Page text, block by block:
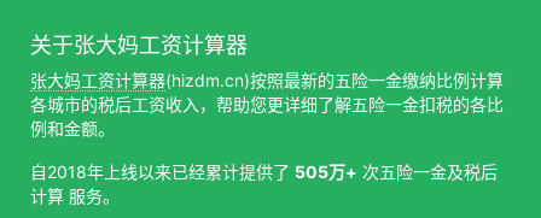
关于张大妈工资计算器
张大妈工资计算器(hizdm.cn)按照最新的五险一金缴纳比例计算
各城市的税后工资收入，帮助您更详细了解五险一金扣税的各比
例和金额。
自2018年上线以来已经累计提供了 505万+ 次五险一金及税后
计算 服务。